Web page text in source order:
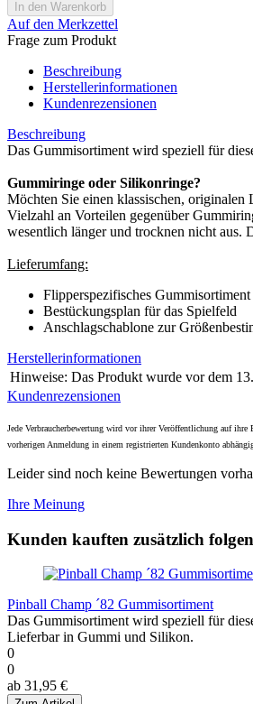
Auf den Merkzettel
Frage zum Produkt
Beschreibung
Herstellerinformationen
Kundenrezensionen
Beschreibung
Das Gummisortiment wird speziell für
Gummiringe oder Silikonringe?
Möchten Sie einen klassischen,
Vielzahl an Vorteilen gegenüber
wesentlich länger und trocknen nicht aus.
Lieferumfang:
Flipperspezifisches Gummisortiment
Bestückungsplan für das Spielfeld
Anschlagschablone zur
Herstellerinformationen
Hinweise: Das Produkt wurde vor dem
Kundenrezensionen
Jede Verbraucherbewertung wird vor ihrer Veröffentlichung auf
vorherigen Anmeldung in einem registrierten Kundenkonto
Leider sind noch keine Bewertungen
Ihre Meinung
Kunden kauften zusätzlich
Pinball Champ ´82 Gummisortiment
Das Gummisortiment wird speziell für
Lieferbar in Gummi und Silikon.
0
0
ab 31,95 €